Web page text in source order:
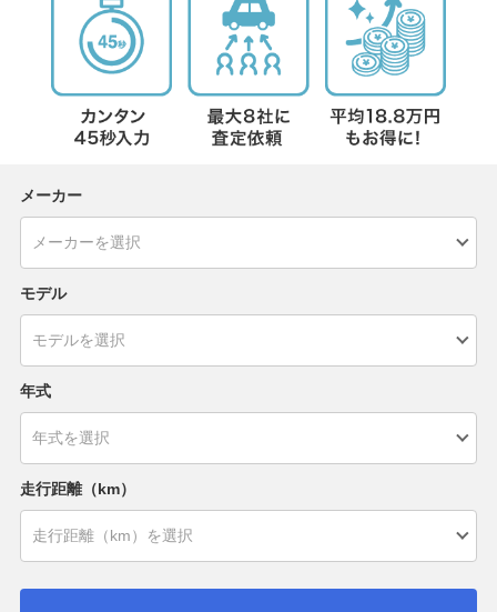
メーカー
モデル
年式
走行距離（km）